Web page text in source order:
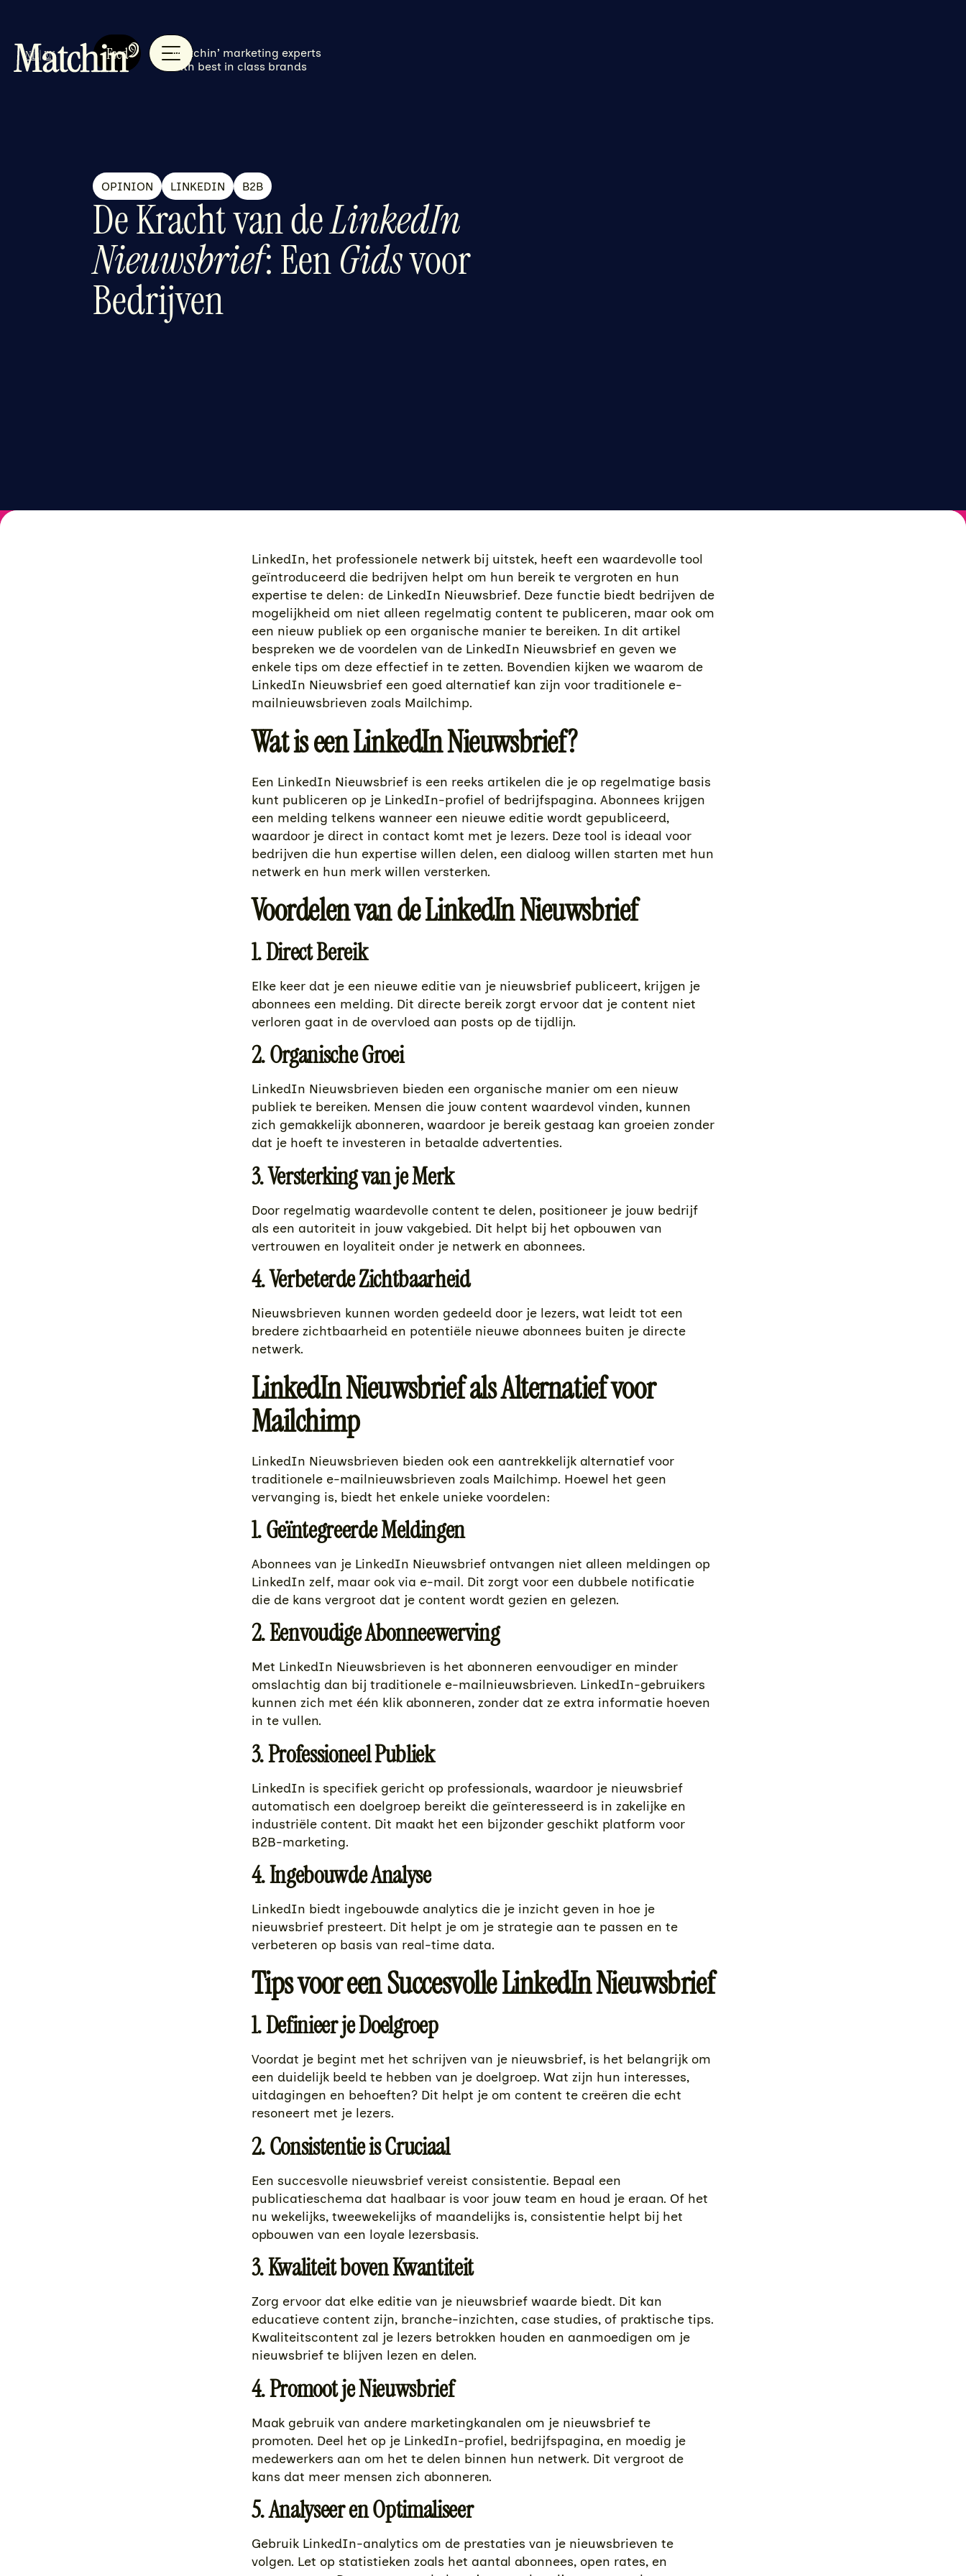
Feed
NL|EN
Matchin’ marketing experts
with best in class brands
OPINION LINKEDIN B2B
De Kracht van deLinkedIn
Nieuwsbrief: EenGidsvoor
Bedrijven
LinkedIn, het professionele netwerk bij uitstek, heeft een waardevolle tool
geïntroduceerd die bedrijven helpt om hun bereik te vergroten en hun
expertise te delen: de LinkedIn Nieuwsbrief. Deze functie biedt bedrijven de
mogelijkheid om niet alleen regelmatig content te publiceren, maar ook om
een nieuw publiek op een organische manier te bereiken. In dit artikel
bespreken we de voordelen van de LinkedIn Nieuwsbrief en geven we
enkele tips om deze effectief in te zetten. Bovendien kijken we waarom de
LinkedIn Nieuwsbrief een goed alternatief kan zijn voor traditionele e-
mailnieuwsbrieven zoals Mailchimp.
Wat is een LinkedIn Nieuwsbrief?
Een LinkedIn Nieuwsbrief is een reeks artikelen die je op regelmatige basis
kunt publiceren op je LinkedIn-profiel of bedrijfspagina. Abonnees krijgen
een melding telkens wanneer een nieuwe editie wordt gepubliceerd,
waardoor je direct in contact komt met je lezers. Deze tool is ideaal voor
bedrijven die hun expertise willen delen, een dialoog willen starten met hun
netwerk en hun merk willen versterken.
Voordelen van de LinkedIn Nieuwsbrief
1. Direct Bereik
Elke keer dat je een nieuwe editie van je nieuwsbrief publiceert, krijgen je
abonnees een melding. Dit directe bereik zorgt ervoor dat je content niet
verloren gaat in de overvloed aan posts op de tijdlijn.
2. Organische Groei
LinkedIn Nieuwsbrieven bieden een organische manier om een nieuw
publiek te bereiken. Mensen die jouw content waardevol vinden, kunnen
zich gemakkelijk abonneren, waardoor je bereik gestaag kan groeien zonder
dat je hoeft te investeren in betaalde advertenties.
3. Versterking van je Merk
Door regelmatig waardevolle content te delen, positioneer je jouw bedrijf
als een autoriteit in jouw vakgebied. Dit helpt bij het opbouwen van
vertrouwen en loyaliteit onder je netwerk en abonnees.
4. Verbeterde Zichtbaarheid
Nieuwsbrieven kunnen worden gedeeld door je lezers, wat leidt tot een
bredere zichtbaarheid en potentiële nieuwe abonnees buiten je directe
netwerk.
LinkedIn Nieuwsbrief als Alternatief voor
Mailchimp
LinkedIn Nieuwsbrieven bieden ook een aantrekkelijk alternatief voor
traditionele e-mailnieuwsbrieven zoals Mailchimp. Hoewel het geen
vervanging is, biedt het enkele unieke voordelen:
1. Geïntegreerde Meldingen
Abonnees van je LinkedIn Nieuwsbrief ontvangen niet alleen meldingen op
LinkedIn zelf, maar ook via e-mail. Dit zorgt voor een dubbele notificatie
die de kans vergroot dat je content wordt gezien en gelezen.
2. Eenvoudige Abonneewerving
Met LinkedIn Nieuwsbrieven is het abonneren eenvoudiger en minder
omslachtig dan bij traditionele e-mailnieuwsbrieven. LinkedIn-gebruikers
kunnen zich met één klik abonneren, zonder dat ze extra informatie hoeven
in te vullen.
3. Professioneel Publiek
LinkedIn is specifiek gericht op professionals, waardoor je nieuwsbrief
automatisch een doelgroep bereikt die geïnteresseerd is in zakelijke en
industriële content. Dit maakt het een bijzonder geschikt platform voor
B2B-marketing.
4. Ingebouwde Analyse
LinkedIn biedt ingebouwde analytics die je inzicht geven in hoe je
nieuwsbrief presteert. Dit helpt je om je strategie aan te passen en te
verbeteren op basis van real-time data.
Tips voor een Succesvolle LinkedIn Nieuwsbrief
1. Definieer je Doelgroep
Voordat je begint met het schrijven van je nieuwsbrief, is het belangrijk om
een duidelijk beeld te hebben van je doelgroep. Wat zijn hun interesses,
uitdagingen en behoeften? Dit helpt je om content te creëren die echt
resoneert met je lezers.
2. Consistentie is Cruciaal
Een succesvolle nieuwsbrief vereist consistentie. Bepaal een
publicatieschema dat haalbaar is voor jouw team en houd je eraan. Of het
nu wekelijks, tweewekelijks of maandelijks is, consistentie helpt bij het
opbouwen van een loyale lezersbasis.
3. Kwaliteit boven Kwantiteit
Zorg ervoor dat elke editie van je nieuwsbrief waarde biedt. Dit kan
educatieve content zijn, branche-inzichten, case studies, of praktische tips.
Kwaliteitscontent zal je lezers betrokken houden en aanmoedigen om je
nieuwsbrief te blijven lezen en delen.
4. Promoot je Nieuwsbrief
Maak gebruik van andere marketingkanalen om je nieuwsbrief te
promoten. Deel het op je LinkedIn-profiel, bedrijfspagina, en moedig je
medewerkers aan om het te delen binnen hun netwerk. Dit vergroot de
kans dat meer mensen zich abonneren.
5. Analyseer en Optimaliseer
Gebruik LinkedIn-analytics om de prestaties van je nieuwsbrieven te
volgen. Let op statistieken zoals het aantal abonnees, open rates, en